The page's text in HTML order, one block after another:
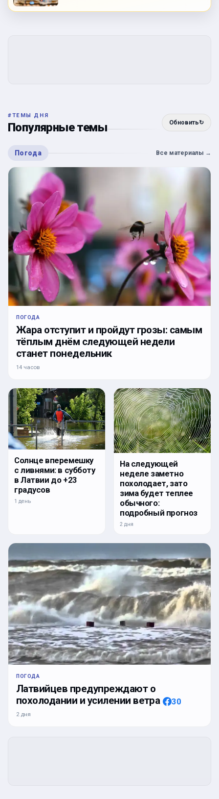
#ТЕМЫ ДНЯ
Популярные темы Обновить↻
Погода Все материалы →
ПОГОДА
Жара отступит и пройдут грозы: самым
тёплым днём следующей недели
станет понедельник
14 часов
Солнце вперемешку
с ливнями: в субботу
в Латвии до +23
градусов
1 день
На следующей
неделе заметно
похолодает, зато
зима будет теплее
обычного:
подробный прогноз
2 дня
ПОГОДА
Латвийцев предупреждают о
похолодании и усилении ветра
30
2 дня